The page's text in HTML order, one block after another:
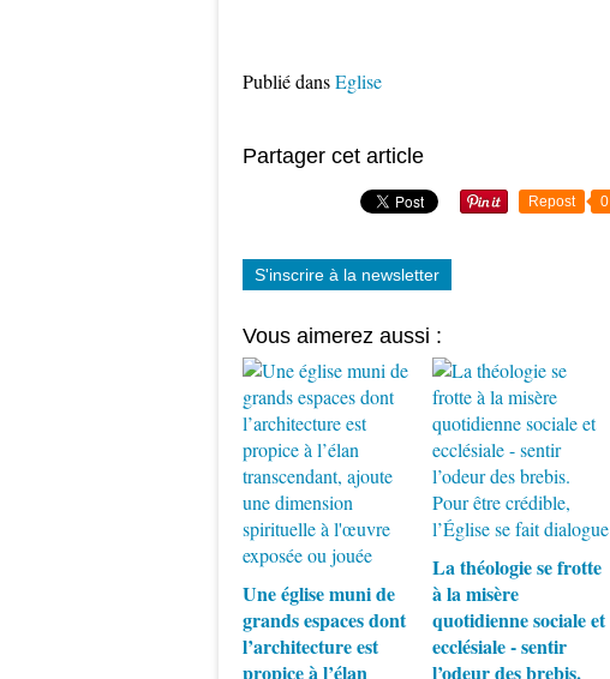
Publié dansEglise
Partager cet article
Repost 0
S'inscrire à la newsletter
Vous aimerez aussi :
Une église muni de
grands espaces dont
l’architecture est
propice à l’élan
La théologie se frotte
à la misère
quotidienne sociale et
ecclésiale - sentir
l’odeur des brebis.